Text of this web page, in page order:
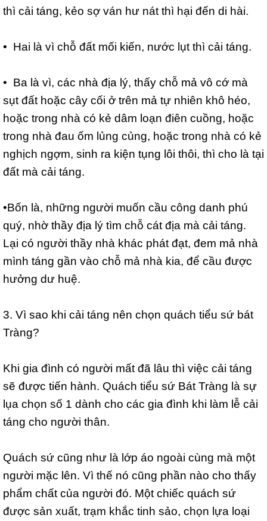
thì cải táng, kẻo sợ ván hư nát thì hại đến di hài.
• Hai là vì chỗ đất mối kiến, nước lụt thì cải táng.
• Ba là vì, các nhà địa lý, thấy chỗ mả vô cớ mà
sụt đất hoặc cây cối ở trên mả tự nhiên khô héo,
hoặc trong nhà có kẻ dâm loạn điên cuồng, hoặc
trong nhà đau ốm lủng củng, hoặc trong nhà có kẻ
nghịch ngợm, sinh ra kiện tụng lôi thôi, thì cho là tại
đất mà cải táng.
•Bốn là, những người muốn cầu công danh phú
quý, nhờ thầy địa lý tìm chỗ cát địa mà cải táng.
Lại có người thầy nhà khác phát đạt, đem mả nhà
mình táng gần vào chỗ mả nhà kia, để cầu được
hưởng dư huệ.
3. Vì sao khi cải táng nên chọn quách tiểu sứ bát
Tràng?
Khi gia đình có người mất đã lâu thì việc cải táng
sẽ được tiến hành. Quách tiểu sứ Bát Tràng là sự
lụa chọn số 1 dành cho các gia đình khi làm lễ cải
táng cho người thân.
Quách sứ cũng như là lớp áo ngoài cùng mà một
người mặc lên. Vì thế nó cũng phần nào cho thấy
phẩm chất của người đó. Một chiếc quách sứ
được sản xuất, trạm khắc tinh sảo, chọn lựa loại